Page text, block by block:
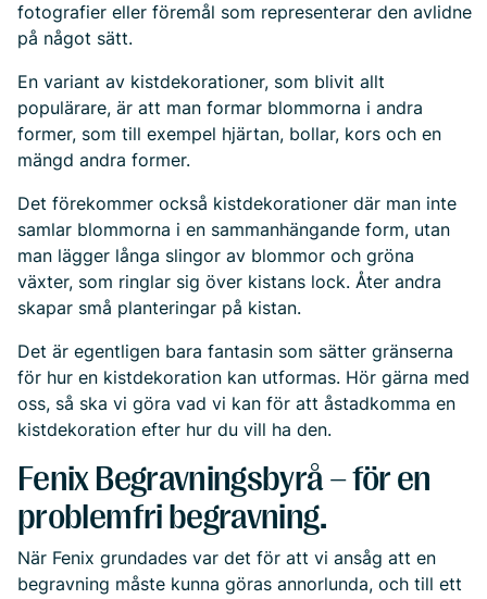
fotografier eller föremål som representerar den avlidne
på något sätt.
En variant av kistdekorationer, som blivit allt
populärare, är att man formar blommorna i andra
former, som till exempel hjärtan, bollar, kors och en
mängd andra former.
Det förekommer också kistdekorationer där man inte
samlar blommorna i en sammanhängande form, utan
man lägger långa slingor av blommor och gröna
växter, som ringlar sig över kistans lock. Åter andra
skapar små planteringar på kistan.
Det är egentligen bara fantasin som sätter gränserna
för hur en kistdekoration kan utformas. Hör gärna med
oss, så ska vi göra vad vi kan för att åstadkomma en
kistdekoration efter hur du vill ha den.
Fenix Begravningsbyrå – för en
problemfri begravning.
När Fenix grundades var det för att vi ansåg att en
begravning måste kunna göras annorlunda, och till ett